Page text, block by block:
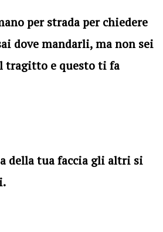
per strada per chiedere
dove mandarli, ma non sei
tragitto e questo ti fa
della tua faccia gli altri si